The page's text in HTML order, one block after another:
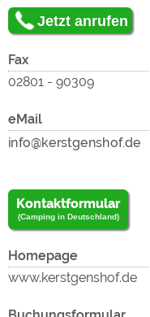
Jetzt anrufen
Fax
02801 - 90309
eMail
Kontaktformular
(Camping in Deutschland)
Homepage
www.kerstgenshof.de